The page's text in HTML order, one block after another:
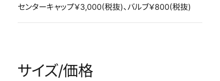
センターキャップ￥3,000(税抜)、バルブ￥800(税抜)
サイズ/価格